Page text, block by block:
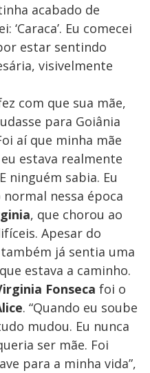
acabado de
‘Caraca’. Eu comecei
estar sentindo
visivelmente
com que sua mãe,
para Goiânia
aí que minha mãe
estava realmente
ninguém sabia. Eu
nessa época
, que chorou ao
Apesar do
já sentia uma
estava a caminho.
Fonseca foi o
. “Quando eu soube
mudou. Eu nunca
ser mãe. Foi
para a minha vida”,